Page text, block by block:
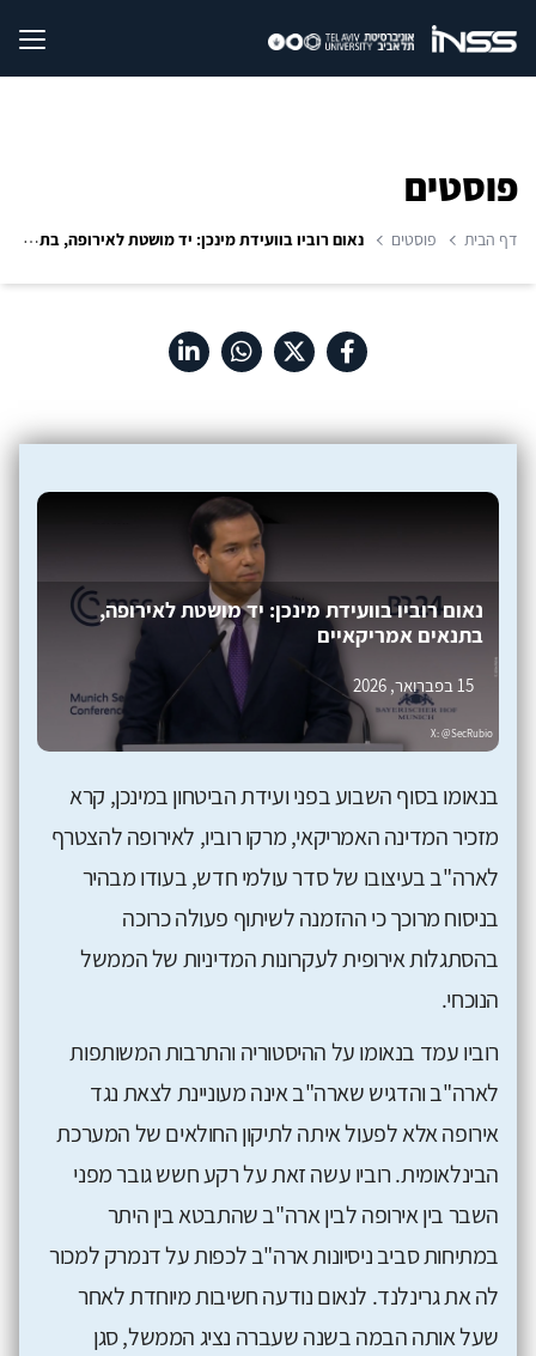
פוסטים
דף הבית פוסטים נאום רוביו בוועידת מינכן: יד מושטת לאירופה, בתנאים אמריקאיים
נאום רוביו בוועידת מינכן: יד מושטת לאירופה,
בתנאים אמריקאיים
15 בפברואר, 2026
בנאומו בסוף השבוע בפני ועידת הביטחון במינכן, קרא
מזכיר המדינה האמריקאי, מרקו רוביו, לאירופה להצטרף
לארה"ב בעיצובו של סדר עולמי חדש, בעודו מבהיר
בניסוח מרוכך כי ההזמנה לשיתוף פעולה כרוכה
בהסתגלות אירופית לעקרונות המדיניות של הממשל
הנוכחי.
רוביו עמד בנאומו על ההיסטוריה והתרבות המשותפות
לארה"ב והדגיש שארה"ב אינה מעוניינת לצאת נגד
אירופה אלא לפעול איתה לתיקון החולאים של המערכת
הבינלאומית. רוביו עשה זאת על רקע חשש גובר מפני
השבר בין אירופה לבין ארה"ב שהתבטא בין היתר
במתיחות סביב ניסיונות ארה"ב לכפות על דנמרק למכור
לה את גרינלנד. לנאום נודעה חשיבות מיוחדת לאחר
שעל אותה הבמה בשנה שעברה נציג הממשל, סגן